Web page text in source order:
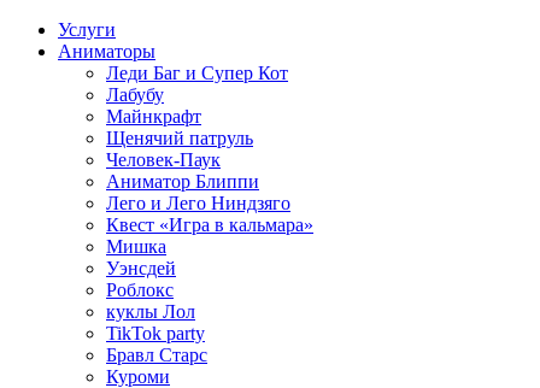
Услуги
Аниматоры
Леди Баг и Супер Кот
Лабубу
Майнкрафт
Щенячий патруль
Человек-Паук
Аниматор Блиппи
Лего и Лего Ниндзяго
Квест «Игра в кальмара»
Мишка
Уэнсдей
Роблокс
куклы Лол
TikTok party
Бравл Старс
Куроми